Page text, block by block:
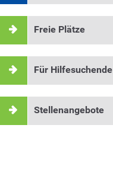
Freie Plätze
Für Hilfesuchende
Stellenangebote